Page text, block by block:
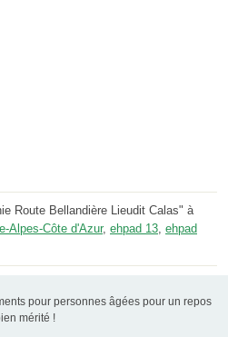
Route Bellandière Lieudit Calas" à
Alpes-Côte d'Azur, ehpad 13, ehpad
pour personnes âgées pour un repos
mérité !